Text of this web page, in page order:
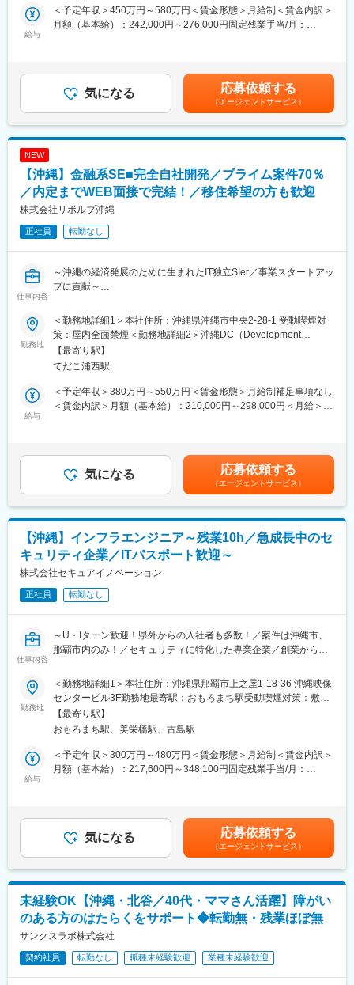
地理的な特徴だけではなく、エンジニアたちが有する高い技術力
も私たちの大きな強みです。それに加えて世界的に有名なネット
変更の範囲：会社の定める業務
厚生も充実しています。
技術部隊6名（部長様40代男性含む）、営業・営業事務・バック
オフィスなど含め4名
20代～40代の幅広い年代の方がご在籍されています。
※担当業界に関する知見を深めていくことが可能です。
・業務内容：
一次請け案件で企画、導入～開発・構築、運用、保守のITの全フ
上流工程から下流工程まで幅広くお任せします。
※案件規模…BP含め10－20名規模（同社社員 3－4名＋BP 5－
10名程度）
■担当ソリューション：
・金融機関向けソリューション https://www.itfor.co.jp/financial/
銀行・クレジット会社・信販会社などに向けた債権管理、与信管
理等の金融パッケージを展開しております。
は地銀の7割以上に導入されております。
（導入案件事例）https://www.itfor.co.jp/case/?category=financial
権管理・学務支援ソリューション及びBPOサービスは、全国の30
都道府県、133団体に導入実績があります。
（導入案件事例）https://www.itfor.co.jp/case/?category=public
変更の範囲：会社の定める業務
給与
＜予定年収＞450万円～580万円＜賃金形態＞月給制＜賃金内訳＞
月額（基本給）：242,000円～276,000円固定残業手当/月：
改定：年1回（4月）■賞与：年2回（6月／12月）賃金はあくまで
も目安の金額であり、選考を通じて上下する可能性があります。
月給(月額)は固定手当を含めた表記です。
気になる 応募依頼する
（エージェントサービス）
NEW
【沖縄】金融系SE■完全自社開発／プライム案件70％
／内定までWEB面接で完結！／移住希望の方も歓迎
株式会社リボルブ沖縄
正社員 転勤なし
仕事内容
～沖縄の経済発展のために生まれたIT独立SIer／事業スタートアッ
プに貢献～
■業務内容：※変更の範囲：会社の定める業務
金融系システム開発業務をお任せします。
基本設計～総合テストまで一貫して実施、後輩の指導・育成にも
携わっていただきます。
■具体的には：
金融系システム開発プロジェクトにてシステムの開発・保守を行
として直接お客様と接する機会（顧客レビューや問い合わせ対応
など）が多くあります。長期案件が多いためプロジェクト所属期
間も年単位となります。ほとんどの場合継続案件が発生するた
■ポジションの魅力：
◎圧倒的な顧客基盤があり、景気に左右されない生損保の案件が
豊富にあります。
◎プライム案件が70％以上を占めるため上流工程且つ大規模案件
に携わることができます。
◎上流工程且つ大規模案件が豊富にあり、ポジションも豊富であ
ることから社員一人一人の希望に合わせたキャリア構築が可能で
す。
沖縄県は「情報通信産業支援制度」のもと、人材育成支援など情
報通信産業の育成に積極的な施策が行われております。当社は地
元沖縄の活気あふれる人材とともに地域経済の発展に貢献すべく
設立されました。スタートアップの段階ではございますが、これ
することができます。
リボルブ・シスが長年の経験と実績から蓄積してきた業務知識や
開発まで、そして当社が得意とする大規模開発案件においても高
品質なシステムを提供します。また、従来の開発領域に留まら
ず、デジタルイノベーションを支えるIoTやAIを中心としたデジタ
ルテクノロジーに対しても積極的に取組み、一般的なニアショア
開発拠点との差別化を図り、高付加価値なサービスを提供しま
す。
勤務地
＜勤務地詳細1＞本社住所：沖縄県沖縄市中央2-28-1 受動喫煙対
策：屋内全面禁煙＜勤務地詳細2＞沖縄DC（Development
Center）住所：沖縄県沖縄市美里6丁目1-36 クレアレーベン美里5
階、6階受動喫煙対策：屋内全面禁煙
【最寄り駅】
てだこ浦西駅
給与
＜予定年収＞380万円～550万円＜賃金形態＞月給制補足事項なし
＜賃金内訳＞月額（基本給）：210,000円～298,000円＜月給＞
り（毎年実績あり）■昇給：年1回賃金はあくまでも目安の金額で
あり、選考を通じて上下する可能性があります。月給(月額)は固定
手当を含めた表記です。
気になる 応募依頼する
（エージェントサービス）
【沖縄】インフラエンジニア～残業10h／急成長中のセ
キュリティ企業／ITパスポート歓迎～
株式会社セキュアイノベーション
正社員 転勤なし
仕事内容
～U・Iターン歓迎！県外からの入社者も多数！／案件は沖縄市、
那覇市内のみ！／セキュリティに特化した専業企業／創業から増
■概要：
ネットワーク・エンドポイント導入および保守業務を担当してい
ただきます。
～将来的に行える業務～
ネットワーク要件定義、設計、構築、運用、保守だけでなくサー
バーやデータベース、セキュリティといった隣接する領域にまで
（1）～クライアント先常駐だからこそ出来ること～
様々なプログラミング言語、ツールや技術に触れることができる
など様々な業務経験を積むことができ、より多くの人と出会い、
（2）～セキュアイノベーションだからこそ出来ること～
当社では現場のベテラン社員が丁寧にOJTを行うので、分からな
いことは常に質問でき、
安心して業務を行うことができる環境です。スキルや経験に応じ
て、実践形式での研修（1ヶ月～3ヵ月）を受けていただきます。
また、今後一層、需要が高まる情報セキュリティに関する知識や
資格を取得できるような環境がありますので、ネットワークエン
勤務地
＜勤務地詳細1＞本社住所：沖縄県那覇市上之屋1-18-36 沖縄映像
センタービル3F勤務地最寄駅：おもろまち駅受動喫煙対策：敷地
内全面禁煙＜勤務地詳細2＞官公庁・出先機関住所：沖縄県那覇市
受動喫煙対策：屋内全面禁煙変更の範囲：会社の定める事業所
【最寄り駅】
おもろまち駅、美栄橋駅、古島駅
給与
＜予定年収＞300万円～480万円＜賃金形態＞月給制＜賃金内訳＞
月額（基本給）：217,600円～348,100円固定残業手当/月：
2.4ヵ月分※固定残業代は残業がない場合も支給し、超過分は別途
支給※経験・能力・前職給等を充分考慮し、面談の上決定賃金はあ
くまでも目安の金額であり、選考を通じて上下する可能性があり
ます。月給(月額)は固定手当を含めた表記です。
気になる 応募依頼する
（エージェントサービス）
未経験OK【沖縄・北谷／40代・ママさん活躍】障がい
のある方のはたらくをサポート◆転勤無・残業ほぼ無
サンクスラボ株式会社
契約社員 転勤なし 職種未経験歓迎 業種未経験歓迎